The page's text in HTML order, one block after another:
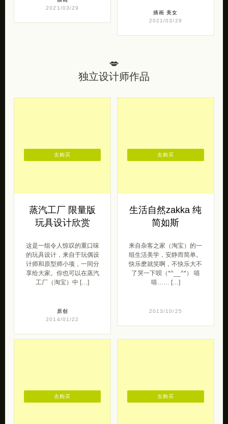
2021/03/29
插画 美女
2021/03/29
💋
独立设计师作品
蒸汽工厂 限量版
玩具设计欣赏
这是一组令人惊叹的重口味
的玩具设计，来自于玩偶设
计师和原型师小项，一同分
享给大家。你也可以在蒸汽
工厂（淘宝）中 […]
原创
2014/01/22
去购买
生活自然zakka 纯
简如斯
来自杂客之家（淘宝）的一
组生活美学，安静而简单。
快乐麽就笑啊，不快乐大不
了哭一下呗（*^__^*） 嘻
嘻…… […]
2013/10/25
去购买
去购买 去购买